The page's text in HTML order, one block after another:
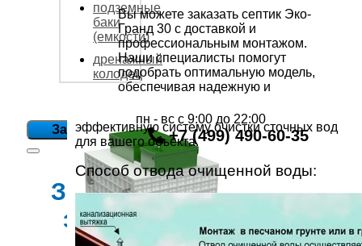
подземные
баки
(емкости)
дренажный
колодец
пн - вс с 9:00 до 22:00
+7 (499) 490-60-35
Заказать звонок
Заказать
звонок
Вы можете заказать септик Эко-
Гранд 30 с доставкой и
профессиональным монтажом.
Наши специалисты помогут
подобрать оптимальную модель,
обеспечивая надежную и
эффективную систему очистки сточных вод
для вашего объекта.
Способ отвода очищенной воды: